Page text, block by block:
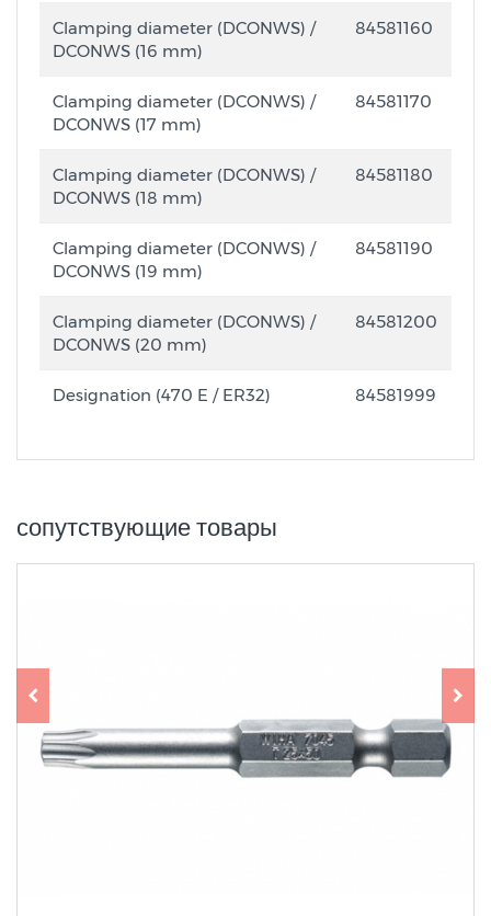
Clamping diameter (DCONWS) /
DCONWS (16 mm)
84581160
Clamping diameter (DCONWS) /
DCONWS (17 mm)
84581170
Clamping diameter (DCONWS) /
DCONWS (18 mm)
84581180
Clamping diameter (DCONWS) /
DCONWS (19 mm)
84581190
Clamping diameter (DCONWS) /
DCONWS (20 mm)
84581200
Designation (470 E / ER32) 84581999
сопутствующие товары